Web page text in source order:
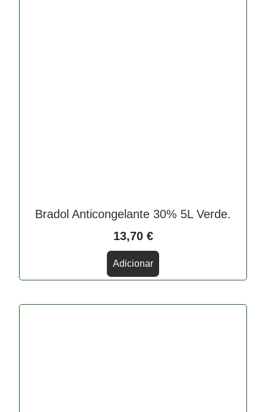
Bradol Anticongelante 30% 5L Verde.
13,70 €
Adicionar